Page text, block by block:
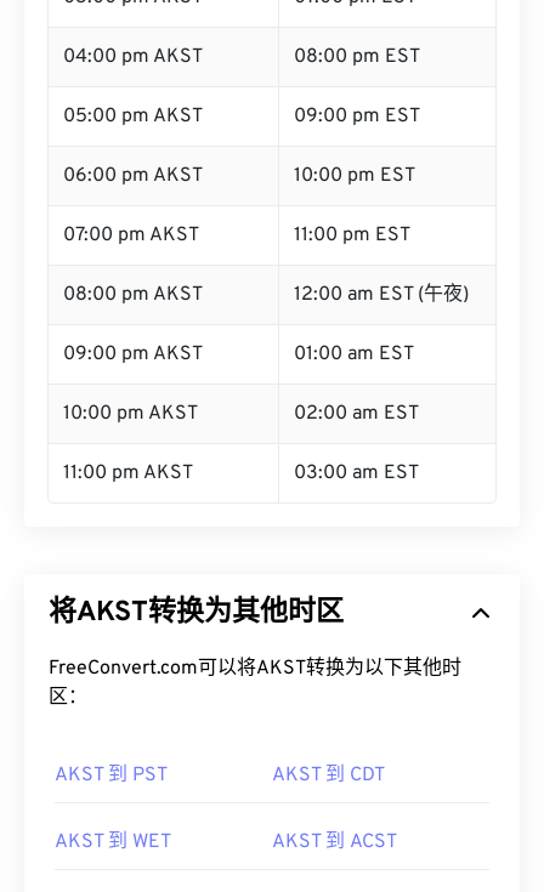
04:00 pm AKST 08:00 pm EST
05:00 pm AKST 09:00 pm EST
06:00 pm AKST 10:00 pm EST
07:00 pm AKST 11:00 pm EST
08:00 pm AKST 12:00 am EST (午夜)
09:00 pm AKST 01:00 am EST
10:00 pm AKST 02:00 am EST
11:00 pm AKST 03:00 am EST
将AKST转换为其他时区
FreeConvert.com可以将AKST转换为以下其他时
区：
AKST 到 PST AKST 到 CDT
AKST 到 WET AKST 到 ACST